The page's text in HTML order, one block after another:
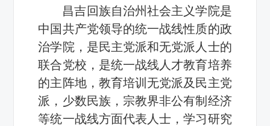
昌吉回族自治州社会主义学院是
中国共产党领导的统一战线性质的政
治学院，是民主党派和无党派人士的
联合党校，是统一战线人才教育培养
的主阵地，教育培训无党派及民主党
派，少数民族，宗教界非公有制经济
等统一战线方面代表人士，学习研究